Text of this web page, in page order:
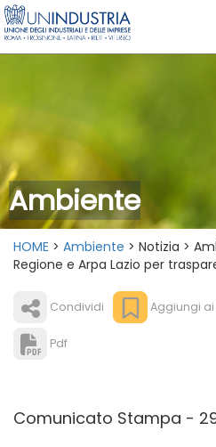
Ambiente
HOME > Ambiente > Notizia >
Regione e Arpa Lazio per
Condividi Aggiungi
Pdf
Comunicato Stampa -